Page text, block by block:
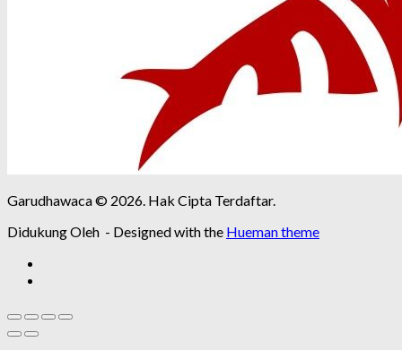
Garudhawaca © 2026. Hak Cipta Terdaftar.
Didukung Oleh - Designed with the Hueman theme